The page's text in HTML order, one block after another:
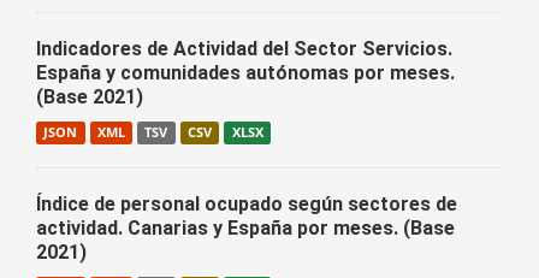
Indicadores de Actividad del Sector Servicios.
España y comunidades autónomas por meses.
(Base 2021)
JSON XML TSV CSV XLSX
Índice de personal ocupado según sectores de
actividad. Canarias y España por meses. (Base
2021)